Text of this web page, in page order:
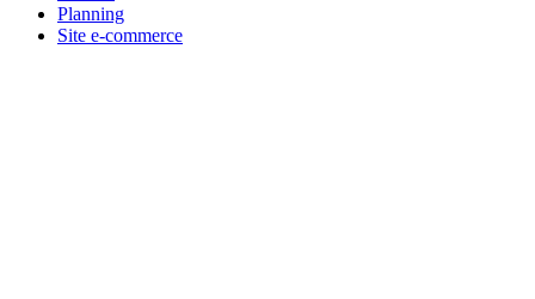
Planning
Site e-commerce